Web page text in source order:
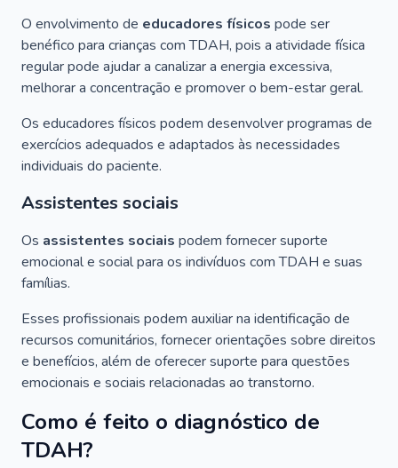
O envolvimento de educadores físicos pode ser
benéfico para crianças com TDAH, pois a atividade física
regular pode ajudar a canalizar a energia excessiva,
melhorar a concentração e promover o bem-estar geral.
Os educadores físicos podem desenvolver programas de
exercícios adequados e adaptados às necessidades
individuais do paciente.
Assistentes sociais
Os assistentes sociais podem fornecer suporte
emocional e social para os indivíduos com TDAH e suas
famílias.
Esses profissionais podem auxiliar na identificação de
recursos comunitários, fornecer orientações sobre direitos
e benefícios, além de oferecer suporte para questões
emocionais e sociais relacionadas ao transtorno.
Como é feito o diagnóstico de
TDAH?